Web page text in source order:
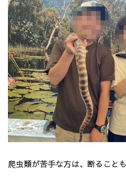
爬虫類が苦手な方は、断ること